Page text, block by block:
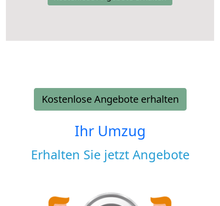
Kostenlose Angebote erhalten
Ihr Umzug
Erhalten Sie jetzt Angebote